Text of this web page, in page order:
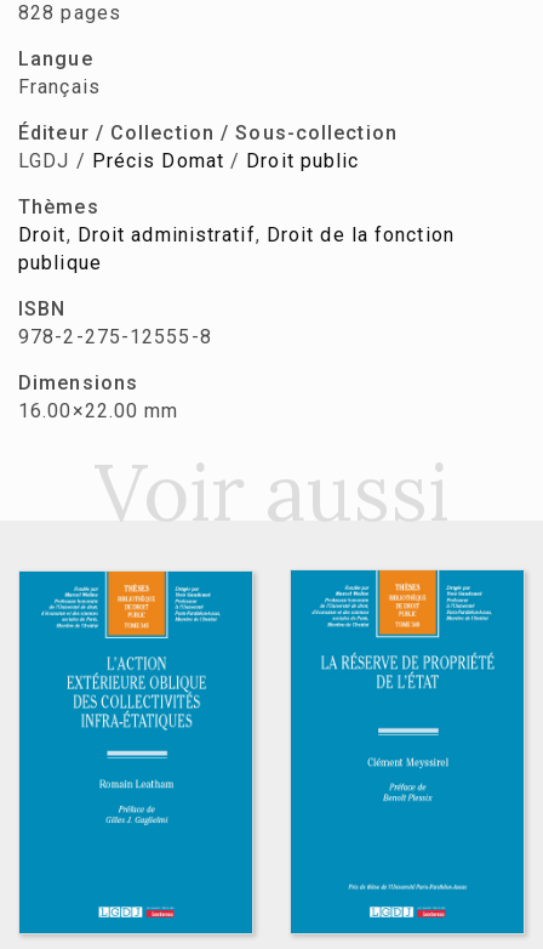
828 pages
Langue
Français
Éditeur / Collection / Sous-collection
LGDJ / Précis Domat / Droit public
Thèmes
Droit, Droit administratif, Droit de la fonction
publique
ISBN
978-2-275-12555-8
Dimensions
16.00×22.00 mm
Voir aussi